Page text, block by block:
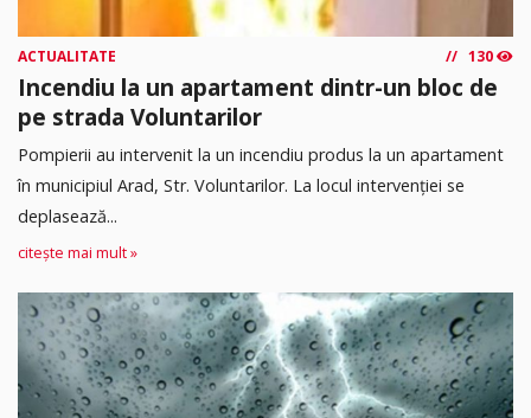
ACTUALITATE 130
Incendiu la un apartament dintr-un bloc de
pe strada Voluntarilor
Pompierii au intervenit la un incendiu produs la un apartament
în municipiul Arad, Str. Voluntarilor. La locul intervenției se
deplasează...
citește mai mult »